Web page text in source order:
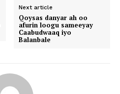
Next article
Qoysas danyar ah oo
afurin loogu sameeyay
Caabudwaaq iyo
Balanbale